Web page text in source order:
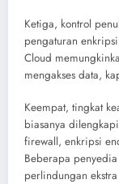
Ketiga, kontrol
pengaturan
Cloud
mengakses data,
Keempat, tingkat
biasanya
firewall, enkripsi
Beberapa
perlindungan